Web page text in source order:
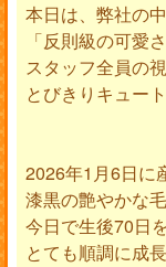
本日は、弊社の
「反則級の可愛
スタッフ全員の
とびきりキュー
2026年1月6日に
漆黒の艶やかな
今日で生後70日
とても順調に成